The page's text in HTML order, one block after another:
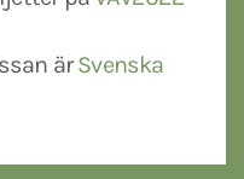
ärSvenska